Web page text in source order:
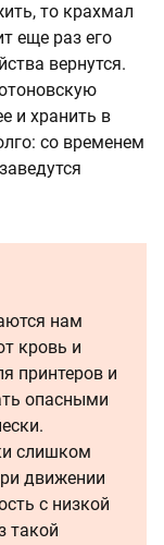
то крахмал
еще раз его
вернутся.
и хранить в
со временем
нам
кровь и
принтеров и
опасными
слишком
движении
с низкой
такой